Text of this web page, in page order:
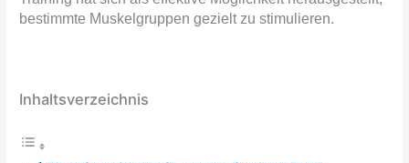
bestimmte Muskelgruppen gezielt zu stimulieren.
Inhaltsverzeichnis